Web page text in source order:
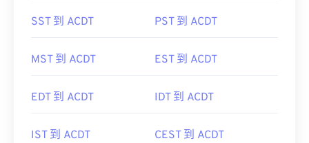
SST 到 ACDT PST 到 ACDT
MST 到 ACDT EST 到 ACDT
EDT 到 ACDT IDT 到 ACDT
IST 到 ACDT CEST 到 ACDT